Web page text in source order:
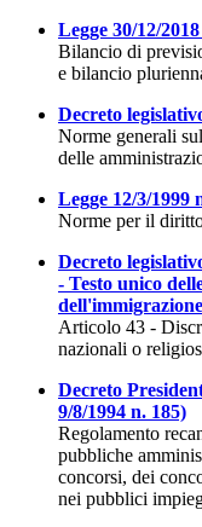
Legge 30/12/
Bilancio di
e bilancio
Decreto
Norme generali
delle
Legge 12/3/1999
Norme per il
Decreto
- Testo unico
Articolo 43 -
nazionali o
Decreto
9/8/1994 n. 185)
Regolamento
pubbliche
concorsi, dei
nei pubblici